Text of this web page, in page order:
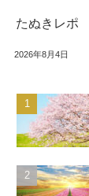
たぬきレポ
2026年8月4日